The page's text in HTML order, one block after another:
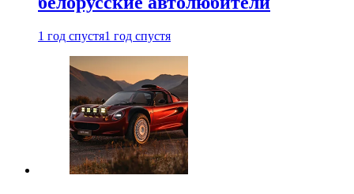
1 год спустя1 год спустя